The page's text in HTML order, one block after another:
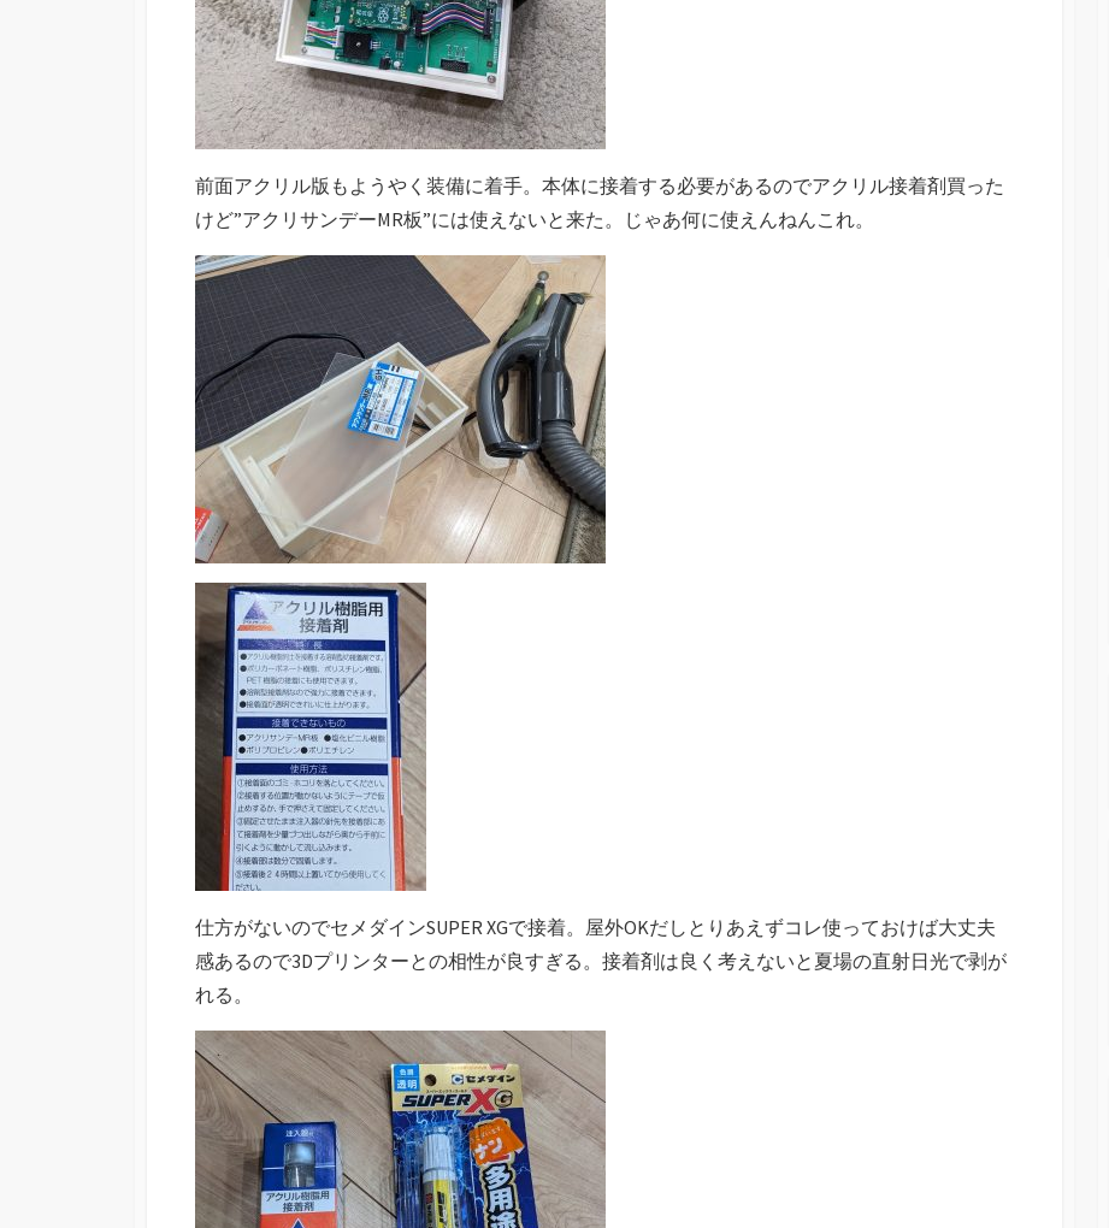
前面アクリル版もようやく装備に着手。本体に接着する必要があるのでアクリル接着剤買った
けど”アクリサンデーMR板”には使えないと来た。じゃあ何に使えんねんこれ。
仕方がないのでセメダインSUPER XGで接着。屋外OKだしとりあえずコレ使っておけば大丈夫
感あるので3Dプリンターとの相性が良すぎる。接着剤は良く考えないと夏場の直射日光で剥が
れる。